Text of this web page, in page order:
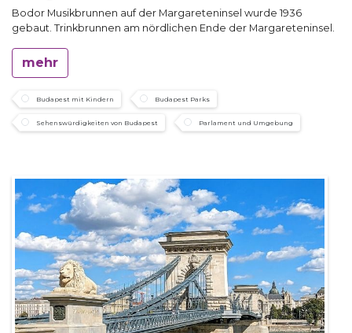
Bodor Musikbrunnen auf der Margareteninsel wurde 1936
gebaut. Trinkbrunnen am nördlichen Ende der Margareteninsel.
mehr
Budapest mit Kindern Budapest Parks
Sehenswürdigkeiten von Budapest Parlament und Umgebung